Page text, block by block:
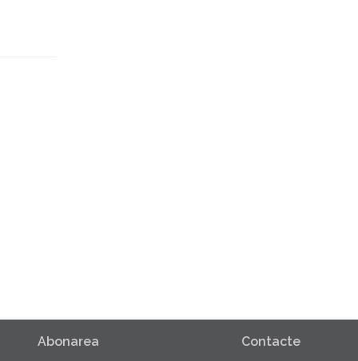
Abonarea Contacte